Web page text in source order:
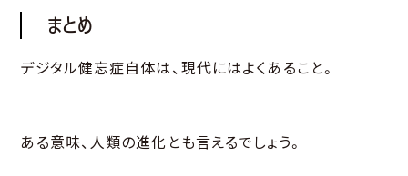
まとめ
デジタル健忘症自体は、現代にはよくあること。
ある意味、人類の進化とも言えるでしょう。